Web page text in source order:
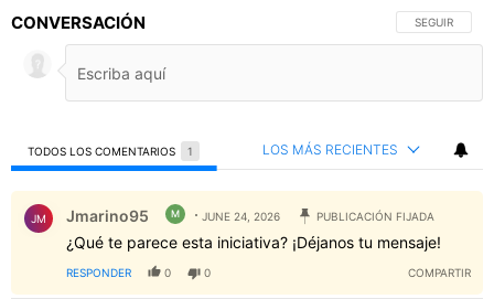
CONVERSACIÓN SIGA ESTA
SEGUIR
TODOS LOS COMENTARIOS 1 LOS MÁS RECIENTES
Todos los comentarios
Comentario de Jmarino95.
JM Jmarino95 M JUNE 24, 2026 PUBLICACIÓN FIJADA
¿Qué te parece esta iniciativa? ¡Déjanos tu mensaje!
RESPONDER 0 0 COMPARTIR